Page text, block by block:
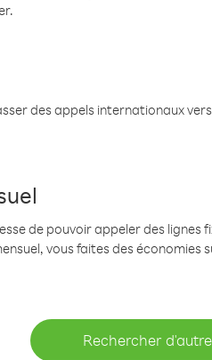
des appels internationaux
de pouvoir appeler des
vous faites des économies
Rechercher